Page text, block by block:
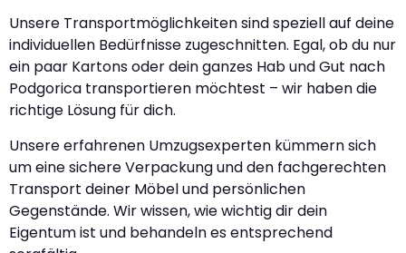
Unsere Transportmöglichkeiten sind speziell auf deine
individuellen Bedürfnisse zugeschnitten. Egal, ob du nur
ein paar Kartons oder dein ganzes Hab und Gut nach
Podgorica transportieren möchtest – wir haben die
richtige Lösung für dich.
Unsere erfahrenen Umzugsexperten kümmern sich
um eine sichere Verpackung und den fachgerechten
Transport deiner Möbel und persönlichen
Gegenstände. Wir wissen, wie wichtig dir dein
Eigentum ist und behandeln es entsprechend